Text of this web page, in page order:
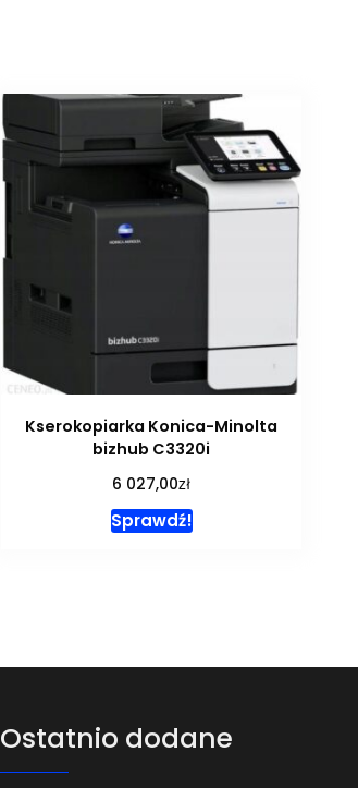
Kserokopiarka Konica-Minolta
bizhub C3320i
6 027,00zł
Sprawdź!
Ostatnio dodane